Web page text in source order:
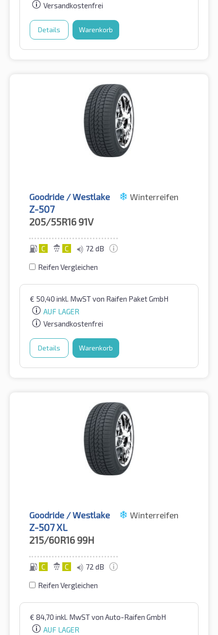
Versandkostenfrei
Details Warenkorb
Goodride / Westlake Winterreifen
Z-507
205/55R16 91V
C C 72 dB
Reifen Vergleichen
€ 50,40 inkl. MwSTvon Raifen Paket GmbH
AUF LAGER
Versandkostenfrei
Details Warenkorb
Goodride / Westlake Winterreifen
Z-507 XL
215/60R16 99H
C C 72 dB
Reifen Vergleichen
€ 84,70 inkl. MwSTvon Auto-Raifen GmbH
AUF LAGER